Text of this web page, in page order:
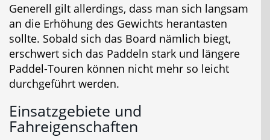
Generell gilt allerdings, dass man sich langsam
an die Erhöhung des Gewichts herantasten
sollte. Sobald sich das Board nämlich biegt,
erschwert sich das Paddeln stark und längere
Paddel-Touren können nicht mehr so leicht
durchgeführt werden.
Einsatzgebiete und
Fahreigenschaften